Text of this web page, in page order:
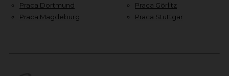
Praca Dortmund
Praca Magdeburg
Praca Görlitz
Praca Stuttgar